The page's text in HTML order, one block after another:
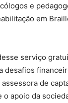
e
em
serviço
desafios
de
o apoio da